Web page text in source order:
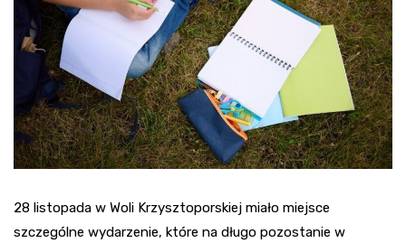
28 listopada w Woli Krzysztoporskiej miało miejsce
szczególne wydarzenie, które na długo pozostanie w